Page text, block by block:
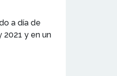
a día de
2021 y en un